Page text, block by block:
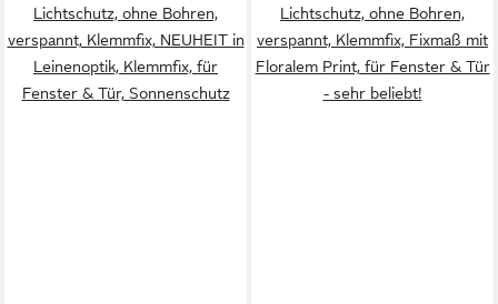
Lichtschutz, ohne Bohren,
verspannt, Klemmfix, NEUHEIT in
Leinenoptik, Klemmfix, für
Fenster & Tür, Sonnenschutz
Lichtschutz, ohne Bohren,
verspannt, Klemmfix, Fixmaß mit
Floralem Print, für Fenster & Tür
- sehr beliebt!